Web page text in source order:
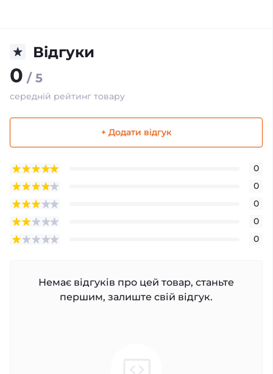
Відгуки
0 / 5
середній рейтинг товару
+ Додати відгук
0
0
0
0
0
Немає відгуків про цей товар, станьте
першим, залиште свій відгук.